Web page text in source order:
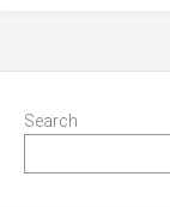
Search